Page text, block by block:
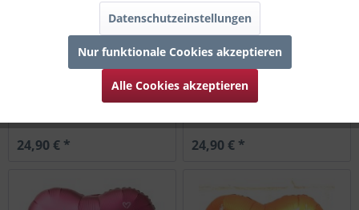
Happy Mother's Day"
24,90 € *
Sonne "Happy Mother's Day"
24,90 € *
Datenschutzeinstellungen
Nur funktionale Cookies akzeptieren
Alle Cookies akzeptieren